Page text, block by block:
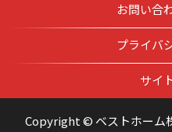
お問い合
プライバ
サイ
Copyright © ベストホーム